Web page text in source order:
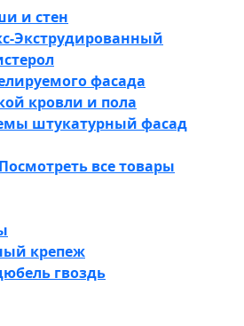
и стен
Экструдированный
фасада
кровли и пола
штукатурный фасад
Посмотреть все товары
крепеж
гвоздь